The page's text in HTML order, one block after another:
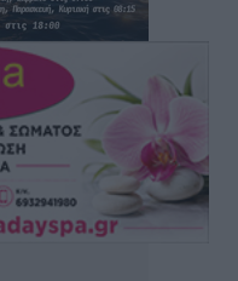
σταθμούς: Οι
και οι προθεσμίες
επαγγελματίες